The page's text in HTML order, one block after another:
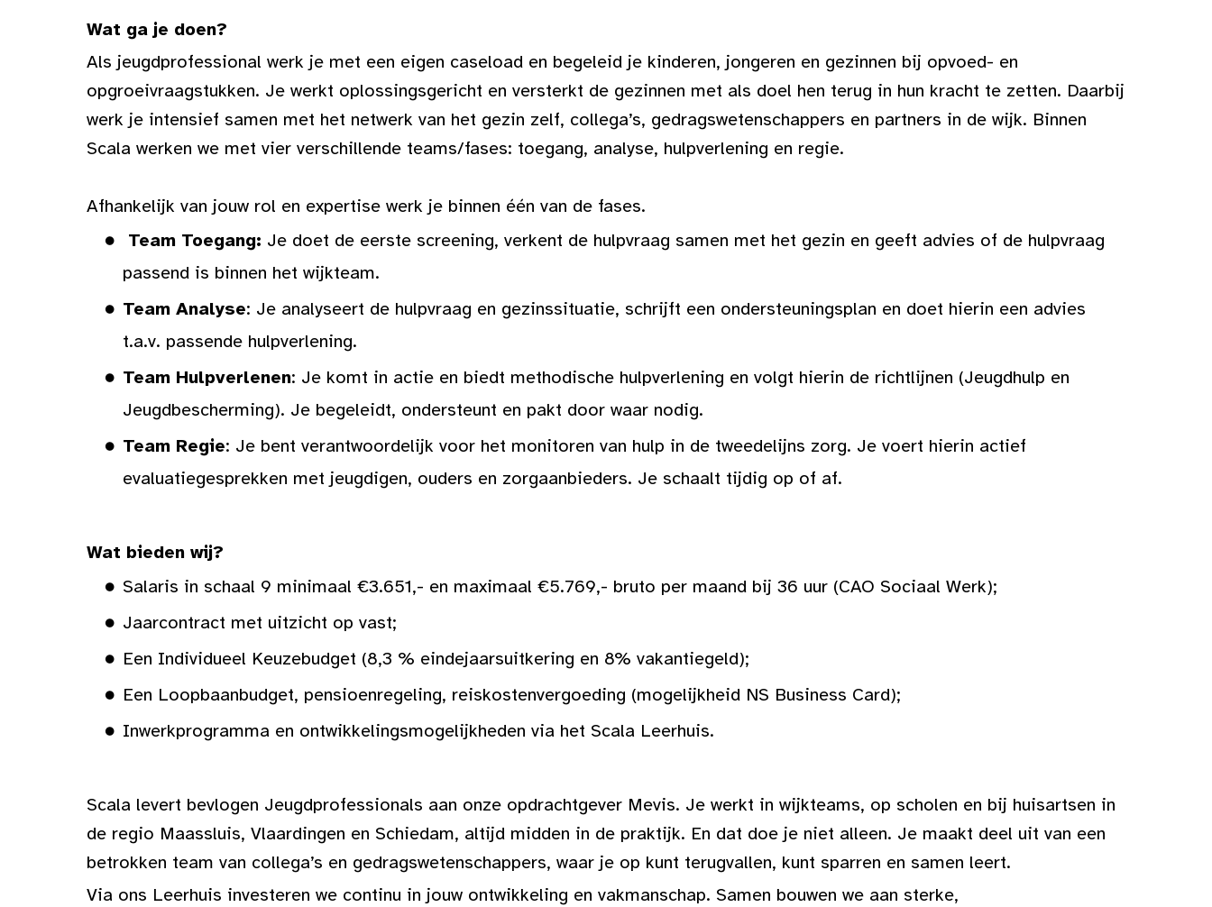
Wat ga je doen?
Als jeugdprofessional werk je met een eigen caseload en begeleid je kinderen, jongeren en gezinnen bij opvoed- en
opgroeivraagstukken. Je werkt oplossingsgericht en versterkt de gezinnen met als doel hen terug in hun kracht te zetten. Daarbij
werk je intensief samen met het netwerk van het gezin zelf, collega’s, gedragswetenschappers en partners in de wijk. Binnen
Scala werken we met vier verschillende teams/fases: toegang, analyse, hulpverlening en regie.
Afhankelijk van jouw rol en expertise werk je binnen één van de fases.
Team Toegang: Je doet de eerste screening, verkent de hulpvraag samen met het gezin en geeft advies of de hulpvraag
passend is binnen het wijkteam.
Team Analyse: Je analyseert de hulpvraag en gezinssituatie, schrijft een ondersteuningsplan en doet hierin een advies
t.a.v. passende hulpverlening.
Team Hulpverlenen: Je komt in actie en biedt methodische hulpverlening en volgt hierin de richtlijnen (Jeugdhulp en
Jeugdbescherming). Je begeleidt, ondersteunt en pakt door waar nodig.
Team Regie: Je bent verantwoordelijk voor het monitoren van hulp in de tweedelijns zorg. Je voert hierin actief
evaluatiegesprekken met jeugdigen, ouders en zorgaanbieders. Je schaalt tijdig op of af.
Wat bieden wij?
Salaris in schaal 9 minimaal €3.651,- en maximaal €5.769,- bruto per maand bij 36 uur (CAO Sociaal Werk);
Jaarcontract met uitzicht op vast;
Een Individueel Keuzebudget (8,3 % eindejaarsuitkering en 8% vakantiegeld);
Een Loopbaanbudget, pensioenregeling, reiskostenvergoeding (mogelijkheid NS Business Card);
Inwerkprogramma en ontwikkelingsmogelijkheden via het Scala Leerhuis.
Scala levert bevlogen Jeugdprofessionals aan onze opdrachtgever Mevis. Je werkt in wijkteams, op scholen en bij huisartsen in
de regio Maassluis, Vlaardingen en Schiedam, altijd midden in de praktijk. En dat doe je niet alleen. Je maakt deel uit van een
betrokken team van collega’s en gedragswetenschappers, waar je op kunt terugvallen, kunt sparren en samen leert.
Via ons Leerhuis investeren we continu in jouw ontwikkeling en vakmanschap. Samen bouwen we aan sterke,